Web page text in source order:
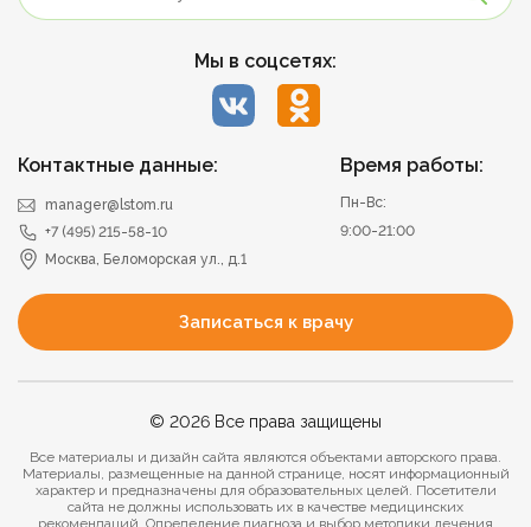
Время работы:
Пн-Вс:
9:00-21:00
Контактные данные:
manager@lstom.ru
+7 (495) 215-58-10
Москва, Беломорская ул., д.1
Мы в соцсетях:
Записаться к врачу
© 2026 Все права защищены
Все материалы и дизайн сайта являются объектами авторского права.
Материалы, размещенные на данной странице, носят информационный
характер и предназначены для образовательных целей. Посетители
сайта не должны использовать их в качестве медицинских
рекомендаций. Определение диагноза и выбор методики лечения